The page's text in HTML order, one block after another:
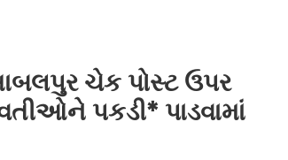
ચેક પોસ્ટ ઉપર
પકડી* પાડવામાં